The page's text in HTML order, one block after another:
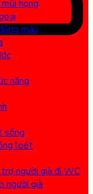
họng
máu
năng
sống
loét
người già đi WC
người già